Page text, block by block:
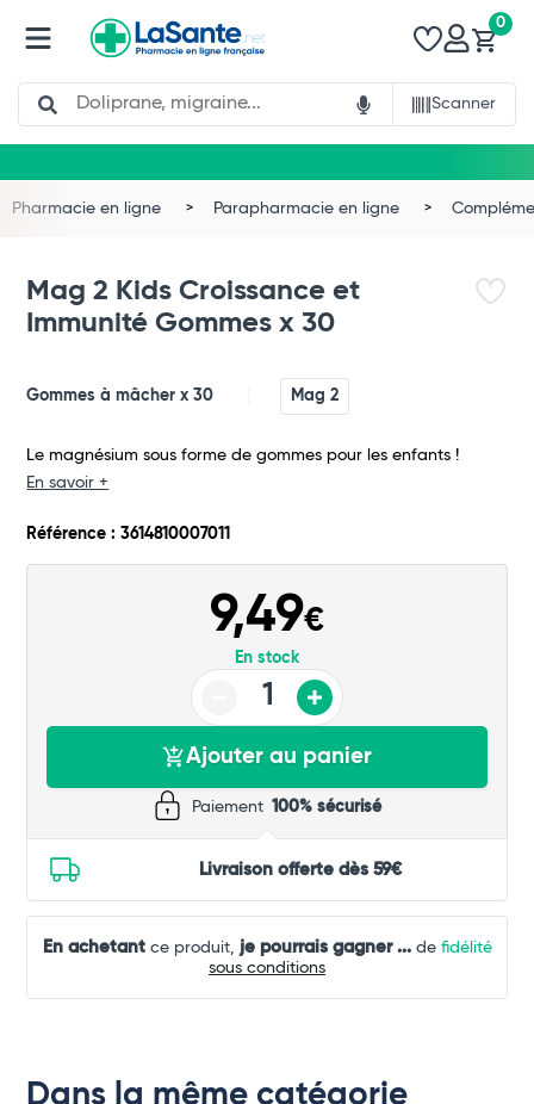
Search
Scanner
0
Commander
Pharmacie en ligne Parapharmacie en ligne
Mag 2 Kids Croissance et
Immunité Gommes x 30
Gommes à mâcher x 30 Mag 2
Le magnésium sous forme de gommes pour les enfants !
En savoir +
Référence : 3614810007011
9,49€
En stock
Ajouter au panier
Paiement 100% sécurisé
Livraison offerte dès 59€
En achetantce produit, je pourrais gagner ...de fidélité
sous conditions
Dans la même catégorie